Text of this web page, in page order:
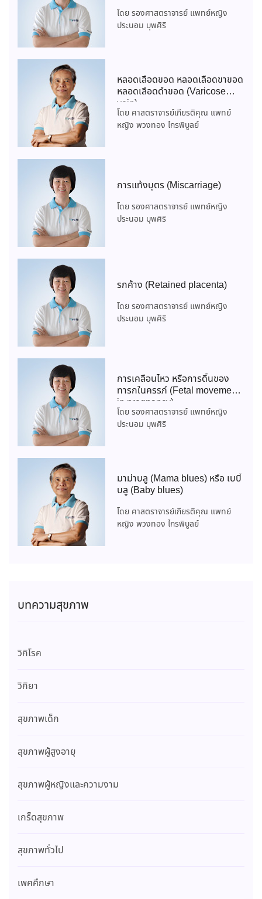
โดย รองศาสตราจารย์ แพทย์หญิง
ประนอม บุพศิริ
หลอดเลือดขอด หลอดเลือดขาขอด
หลอดเลือดดำขอด (Varicose
vein)
โดย ศาสตราจารย์เกียรติคุณ แพทย์
หญิง พวงทอง ไกรพิบูลย์
การแท้งบุตร (Miscarriage)
โดย รองศาสตราจารย์ แพทย์หญิง
ประนอม บุพศิริ
รกค้าง (Retained placenta)
โดย รองศาสตราจารย์ แพทย์หญิง
ประนอม บุพศิริ
การเคลื่อนไหว หรือการดิ้นของ
ทารกในครรภ์ (Fetal movement
in pregnancy)
โดย รองศาสตราจารย์ แพทย์หญิง
ประนอม บุพศิริ
มาม่าบลู (Mama blues) หรือ เบบี้
บลู (Baby blues)
โดย ศาสตราจารย์เกียรติคุณ แพทย์
หญิง พวงทอง ไกรพิบูลย์
บทความสุขภาพ
วิกิโรค
วิกิยา
สุขภาพเด็ก
สุขภาพผู้สูงอายุ
สุขภาพผู้หญิงและความงาม
เกร็ดสุขภาพ
สุขภาพทั่วไป
เพศศึกษา